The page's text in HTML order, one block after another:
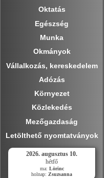
Oktatás
Egészség
Munka
Okmányok
Vállalkozás, kereskedelem
Adózás
Környezet
Közlekedés
Mezőgazdaság
Letölthető nyomtatványok
2026. augusztus 10.
hétfő
ma: Lörinc
holnap: Zsuzsanna